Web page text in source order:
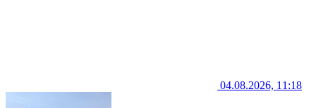
04.08.2026, 11:18